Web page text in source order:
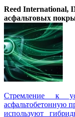
Reed International,
асфальтовых
Стремление к
асфальтобетонную
используют